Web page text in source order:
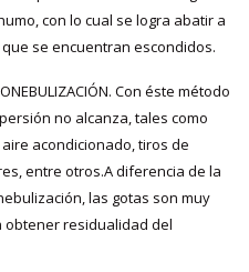
con lo cual se logra abatir a
se encuentran escondidos.
Con éste método
no alcanza, tales como
acondicionado, tiros de
entre otros.A diferencia de la
las gotas son muy
obtener residualidad del